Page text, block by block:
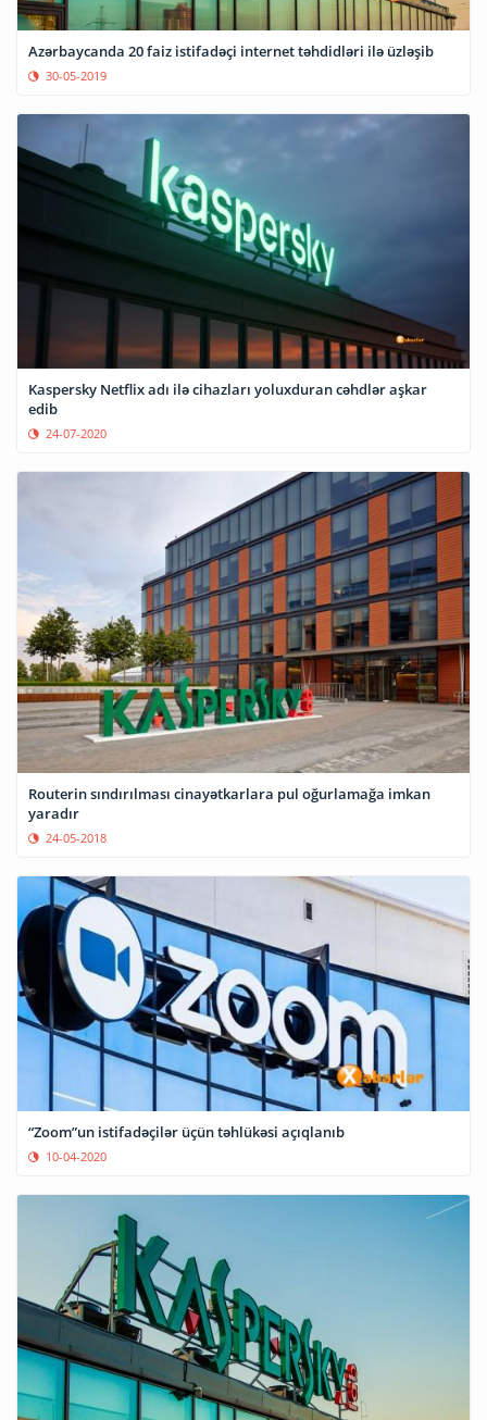
Azərbaycanda 20 faiz istifadəçi internet təhdidləri ilə üzləşib
30-05-2019
Kaspersky Netflix adı ilə cihazları yoluxduran cəhdlər aşkar
edib
24-07-2020
Routerin sındırılması cinayətkarlara pul oğurlamağa imkan
yaradır
24-05-2018
“Zoom”un istifadəçilər üçün təhlükəsi açıqlanıb
10-04-2020